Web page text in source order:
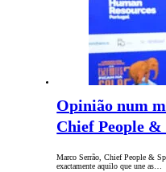
Opinião num
Chief People
Marco Serrão, Chief People &
exactamente aquilo que une as…